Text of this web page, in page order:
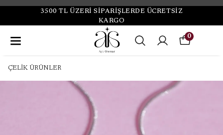
3500 TL ÜZERİ SİPARİŞLERDE ÜCRETSİZ
KARGO
0
ÇELİK ÜRÜNLER